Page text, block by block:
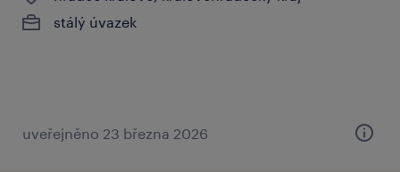
stálý úvazek
uveřejněno 23 března 2026